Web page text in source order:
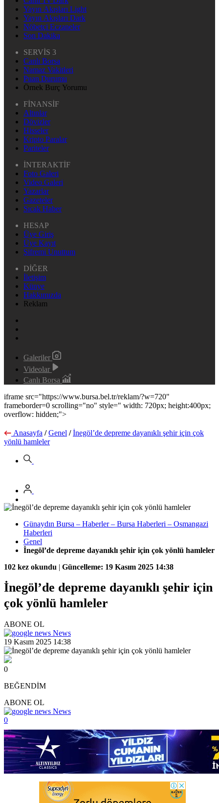
Yayın Akışları Light
Yayın Akışları Dark
Nöbetçi Eczaneler
Son Dakika
SERVİS 3
Canlı Borsa
Namaz Vakitleri
Puan Durumu
Örnek Burç Yorumu
FİNANSİF
Altınlar
Dövizler
Hisseler
Kripto Paralar
Pariteler
İNTERAKTİF
Foto Galeri
Video Galeri
Yazarlar
Gazeteler
Sıcak Haber
HESAP
Üye Giriş
Üye Kayıt
Şifremi Unuttum
DİĞER
İletişim
Künye
Hakkımızda
Reklam
Galeriler
Videolar
Canlı Borsa
iframe src="https://www.bursa.bel.tr/reklam/?w=720"
frameborder=0 scrolling="no" style=" width: 720px; height:400px;
overflow: hidden;">
Anasayfa / Genel / İnegöl’de depreme dayanıklı şehir için çok
yönlü hamleler
Günaydın Bursa – Haberler – Bursa Haberleri – Osmangazi
Haberleri
Genel
İnegöl’de depreme dayanıklı şehir için çok yönlü hamleler
102 kez okundu | Güncelleme: 19 Kasım 2025 14:38
İnegöl’de depreme dayanıklı şehir için
çok yönlü hamleler
ABONE OL
News
19 Kasım 2025 14:38
0
BEĞENDİM
ABONE OL
News
0